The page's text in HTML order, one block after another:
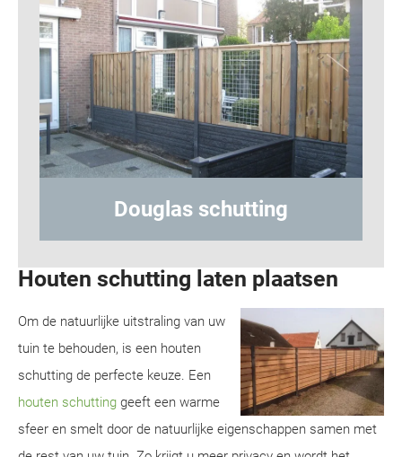
Hout-betonschutting
Houten schutting laten plaatsen
Om de natuurlijke uitstraling van uw
tuin te behouden, is een houten
schutting de perfecte keuze. Een
houten schutting geeft een warme
sfeer en smelt door de natuurlijke eigenschappen samen met